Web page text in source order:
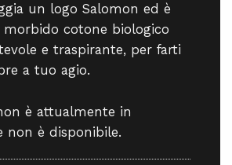
un logo Salomon ed è
morbido cotone biologico
e traspirante, per farti
a tuo agio.
è attualmente in
non è disponibile.